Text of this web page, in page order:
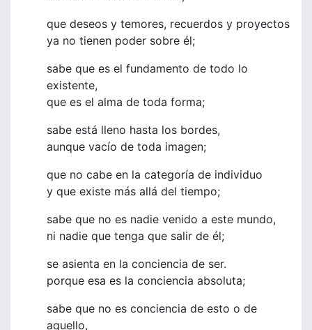
que deseos y temores, recuerdos y proyectos
ya no tienen poder sobre él;
sabe que es el fundamento de todo lo
existente,
que es el alma de toda forma;
sabe está lleno hasta los bordes,
aunque vacío de toda imagen;
que no cabe en la categoría de individuo
y que existe más allá del tiempo;
sabe que no es nadie venido a este mundo,
ni nadie que tenga que salir de él;
se asienta en la conciencia de ser.
porque esa es la conciencia absoluta;
sabe que no es conciencia de esto o de
aquello,